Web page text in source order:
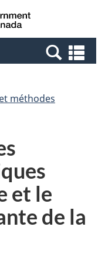
Canada
et
méthodes
et le
de la